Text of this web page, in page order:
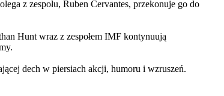
z zespołu, Ruben Cervantes, przekonuje go do
Hunt wraz z zespołem IMF kontynuują
dech w piersiach akcji, humoru i wzruszeń.